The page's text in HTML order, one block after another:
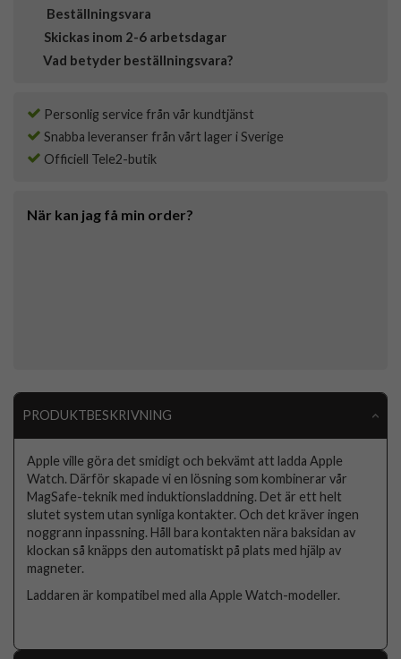
Beställningsvara
Skickas inom 2-6 arbetsdagar
Vad betyder beställningsvara?
Personlig service från vår kundtjänst
Snabba leveranser från vårt lager i Sverige
Officiell Tele2-butik
När kan jag få min order?
PRODUKTBESKRIVNING
Apple ville göra det smidigt och bekvämt att ladda Apple
Watch. Därför skapade vi en lösning som kombinerar vår
MagSafe-teknik med induktionsladdning. Det är ett helt
slutet system utan synliga kontakter. Och det kräver ingen
noggrann inpassning. Håll bara kontakten nära baksidan av
klockan så knäpps den automatiskt på plats med hjälp av
magneter.
Laddaren är kompatibel med alla Apple Watch-modeller.